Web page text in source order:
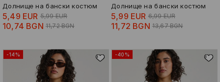
Долнище на бански костюм
5,49 EUR 5,99 EUR
10,74 BGN 11,72 BGN
Долнище на бански костюм
5,99 EUR 6,99 EUR
11,72 BGN 13,67 BGN
-14% -40%